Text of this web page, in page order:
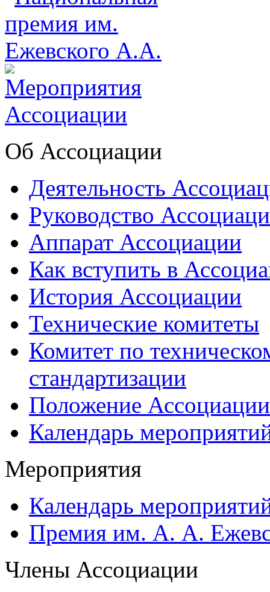
Об Ассоциации
Деятельность
Руководство
Аппарат Ассоциации
Как вступить в
История Ассоциации
Технические комитеты
Комитет по
стандартизации
Положение
Календарь
Мероприятия
Календарь
Премия им. А. А.
Члены Ассоциации